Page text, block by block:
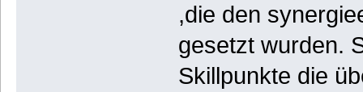
,die den
gesetzt wurden.
Skillpunkte die